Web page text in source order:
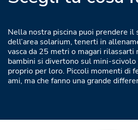
Nella nostra piscina puoi prendere
dell’area solarium, tenerti in
vasca da 25 metri o magari rilassarti
bambini si divertono sul mini-scivolo
proprio per loro. Piccoli momenti di
ami, ma che fanno una grande